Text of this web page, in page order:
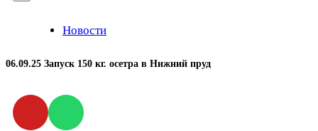
Новости
06.09.25 Запуск 150 кг. осетра в Нижний пруд